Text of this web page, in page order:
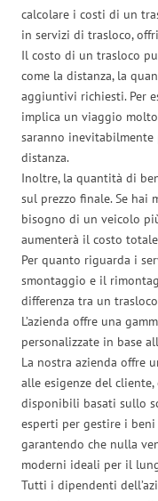
calcolare i costi di un
in servizi di trasloco,
Il costo di un trasloco
come la distanza, la
aggiuntivi richiesti. Per
implica un viaggio
saranno
distanza.
Inoltre, la quantità di
sul prezzo finale. Se
bisogno di un veicolo
aumenterà il costo
Per quanto riguarda i
smontaggio e il
differenza tra un
L’azienda offre una
personalizzate in base
La nostra azienda offre
alle esigenze del
disponibili basati sullo
esperti per gestire i
garantendo che nulla
moderni ideali per il
Tutti i dipendenti